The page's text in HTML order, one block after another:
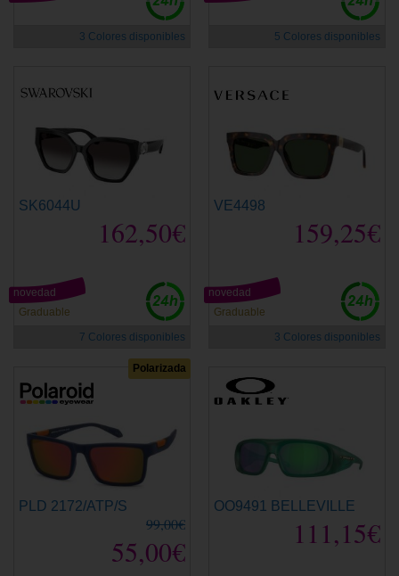
3 Colores disponibles 5 Colores disponibles
SK6044U
162,50€
Graduable
novedad
7 Colores disponibles
VE4498
159,25€
Graduable
novedad
3 Colores disponibles
Polarizada
PLD 2172/ATP/S
99,00€
55,00€
OO9491 BELLEVILLE
111,15€